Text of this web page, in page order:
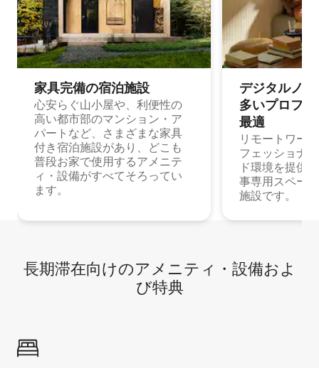
家具完備の宿⁠泊⁠施⁠設
心安らぐ山小屋や、利便性の
高い都市部のマンション・ア
パートなど、さまざまな家具
付き宿泊施設があり、どこも
普段お家で使用するアメニテ
ィ・設備がすべてそろってい
ます。
デジタルノ
多⁠いプ⁠ロ⁠フ⁠
最⁠適
リモートワー
フェッショナ
ド環境を提供
事専用スペー
施設です。
長期滞在向け⁠のア⁠メ⁠ニ⁠テ⁠ィ⁠・設⁠備⁠およ
び特⁠典